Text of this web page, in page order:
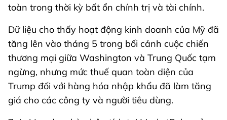
toàn trong thời kỳ bất ổn chính trị và tài chính.
Dữ liệu cho thấy hoạt động kinh doanh của Mỹ đã
tăng lên vào tháng 5 trong bối cảnh cuộc chiến
thương mại giữa Washington và Trung Quốc tạm
ngừng, nhưng mức thuế quan toàn diện của
Trump đối với hàng hóa nhập khẩu đã làm tăng
giá cho các công ty và người tiêu dùng.